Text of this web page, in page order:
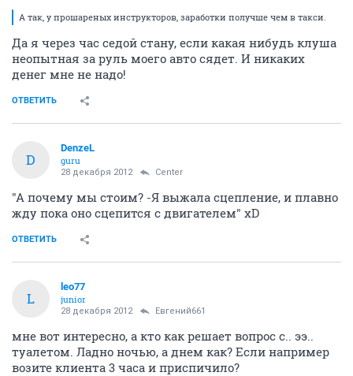
А так, у прошареных инструкторов, заработки получше чем в такси.
Да я через час седой стану, если какая нибудь клуша
неопытная за руль моего авто сядет. И никаких
денег мне не надо!
ОТВЕТИТЬ
D
DenzeL
guru
28 декабря 2012 Center
"А почему мы стоим? -Я выжала сцепление, и плавно
жду пока оно сцепится с двигателем" хD
ОТВЕТИТЬ
L
leo77
junior
28 декабря 2012 Евгений661
мне вот интересно, а кто как решает вопрос с.. ээ..
туалетом. Ладно ночью, а днем как? Если например
возите клиента 3 часа и приспичило?